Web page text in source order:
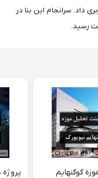
داد. سرانجام این بنا در
گوگنهایم
پروژه